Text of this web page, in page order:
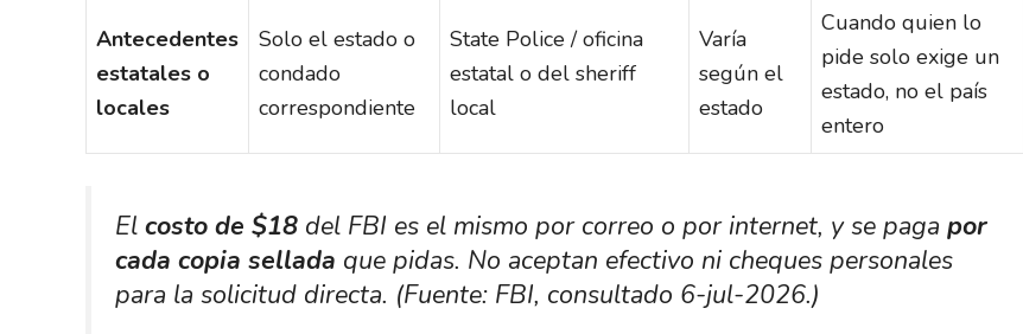
Antecedentes
estatales o
locales
Solo el estado o
condado
correspondiente
State Police / oficina
estatal o del sheriff
local
Varía
según el
estado
Cuando quien lo
pide solo exige un
estado, no el país
entero
El costo de $18 del FBI es el mismo por correo o por internet, y se paga por
cada copia sellada que pidas. No aceptan efectivo ni cheques personales
para la solicitud directa. (Fuente: FBI, consultado 6-jul-2026.)